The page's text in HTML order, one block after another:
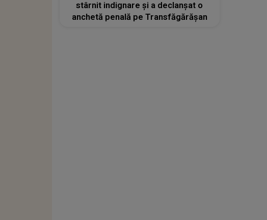
stârnit indignare și a declanșat o
anchetă penală pe Transfăgărășan